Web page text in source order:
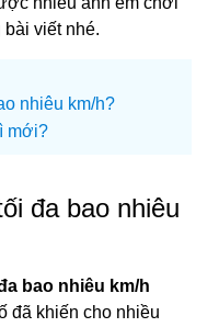
bài viết nhé.
nhiêu km/h?
mới?
đa bao nhiêu
bao nhiêu km/h
đã khiến cho nhiều